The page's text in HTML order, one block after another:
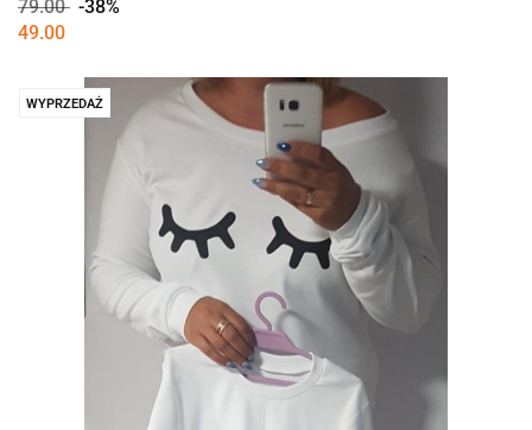
79.00 -38%
49.00
WYPRZEDAŻ